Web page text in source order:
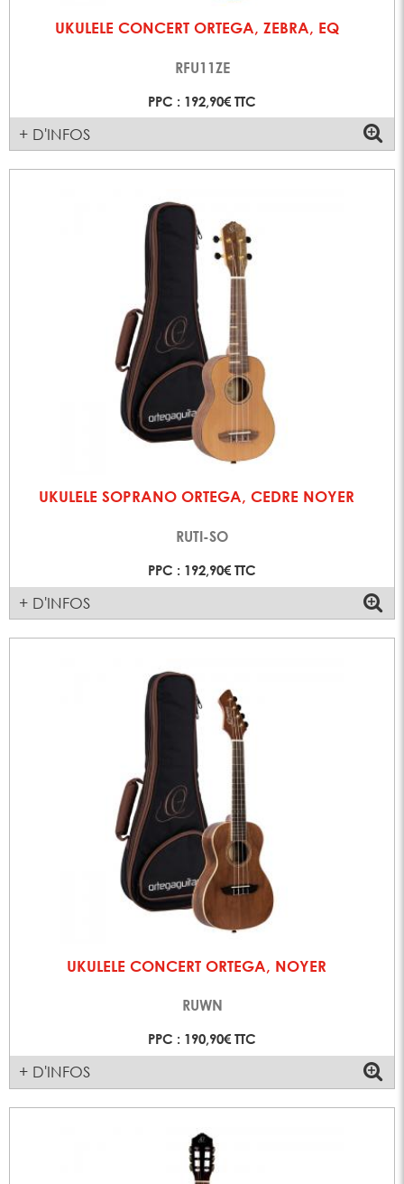
UKULELE CONCERT ORTEGA, ZEBRA, EQ
RFU11ZE
PPC : 192,90€ TTC
+ D'INFOS
UKULELE SOPRANO ORTEGA, CEDRE NOYER
RUTI-SO
PPC : 192,90€ TTC
+ D'INFOS
UKULELE CONCERT ORTEGA, NOYER
RUWN
PPC : 190,90€ TTC
+ D'INFOS